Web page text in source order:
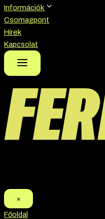
Információk
Csomagpont
Hírek
Kapcsolat
×
Főoldal